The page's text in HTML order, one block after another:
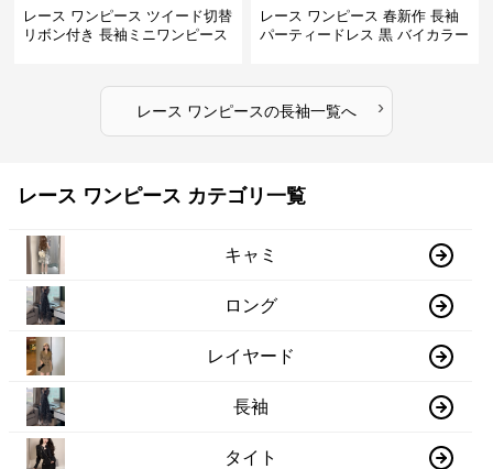
レース ワンピース ツイード切替
リボン付き 長袖ミニワンピース
レース ワンピース 春新作 長袖
パーティードレス 黒 バイカラー
レース ワンピースの長袖一覧へ ›
レース ワンピース カテゴリ一覧
キャミ
ロング
レイヤード
長袖
タイト